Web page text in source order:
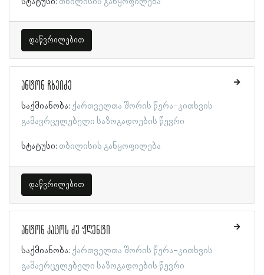
დაწვრილებით
ანტონ ჩხეიძე
საქმიანობა: ქართველთა შორის წერა-კითხვის
გამავრცელებელი საზოგადოების წევრი
სტატუსი: თბილისის განყოფილება
დაწვრილებით
ანტონ კაცოს ძე ჟღენტი
საქმიანობა: ქართველთა შორის წერა-კითხვის
გამავრცელებელი საზოგადოების წევრი